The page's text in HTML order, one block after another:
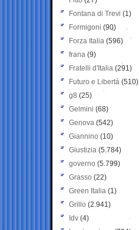
Fontana di Trevi (1)
Formigoni (90)
Forza Italia (596)
frana (9)
Fratelli d'Italia (291)
Futuro e Libertà (510)
g8 (25)
Gelmini (68)
Genova (542)
Giannino (10)
Giustizia (5.784)
governo (5.799)
Grasso (22)
Green Italia (1)
Grillo (2.941)
Idv (4)